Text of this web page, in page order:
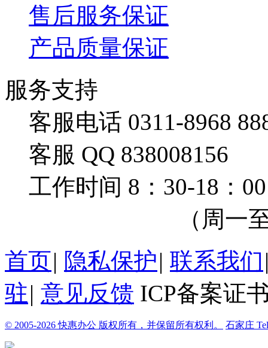
售后服务保证
产品质量保证
服务支持
客服电话 0311-8968
客服 QQ 838008156
工作时间 8：30-18：00
（周一至周
首页| 隐私保护| 联系我们
驻| 意见反馈 ICP备案证
© 2005-2026 快惠办公 版权所有，并保留所有权利。 石家庄